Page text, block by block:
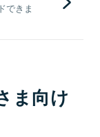
できま
ま向け